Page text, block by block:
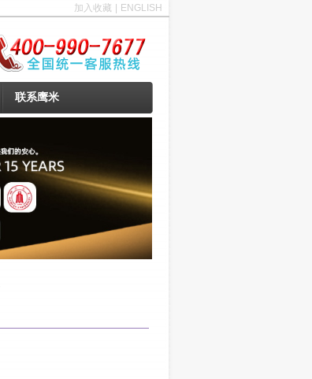
加入收藏 ENGLISH
联系鹰米